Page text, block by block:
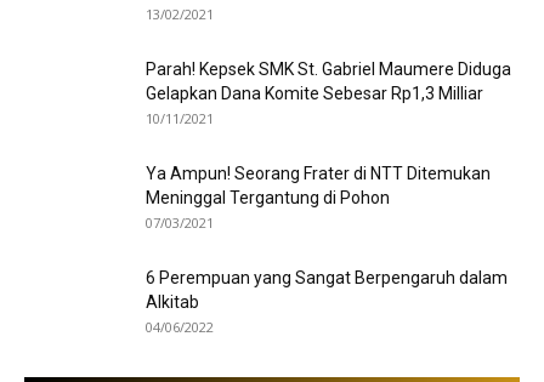
13/02/2021
Parah! Kepsek SMK St. Gabriel Maumere Diduga
Gelapkan Dana Komite Sebesar Rp1,3 Milliar
10/11/2021
Ya Ampun! Seorang Frater di NTT Ditemukan
Meninggal Tergantung di Pohon
07/03/2021
6 Perempuan yang Sangat Berpengaruh dalam
Alkitab
04/06/2022